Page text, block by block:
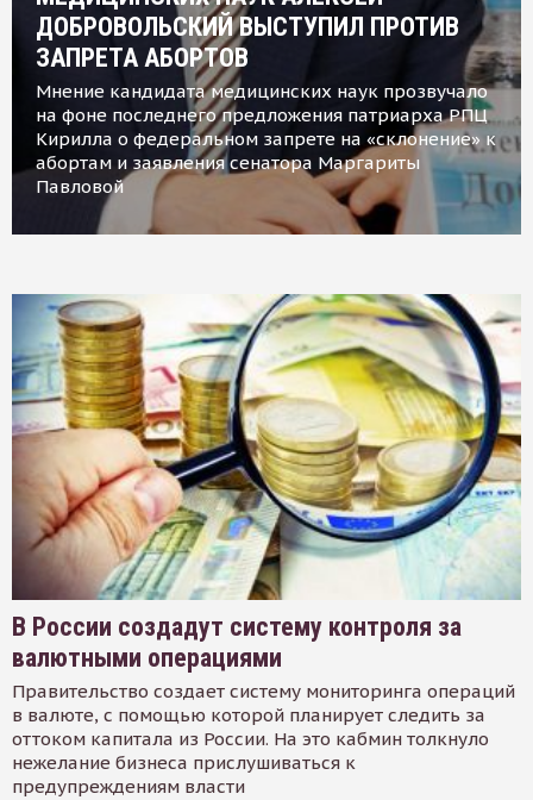
ДОБРОВОЛЬСКИЙ ВЫСТУПИЛ ПРОТИВ
ЗАПРЕТА АБОРТОВ
Мнение кандидата медицинских наук прозвучало
на фоне последнего предложения патриарха РПЦ
Кирилла о федеральном запрете на «склонение» к
абортам и заявления сенатора Маргариты
Павловой
В России создадут систему контроля за
валютными операциями
Правительство создает систему мониторинга операций
в валюте, с помощью которой планирует следить за
оттоком капитала из России. На это кабмин толкнуло
нежелание бизнеса прислушиваться к
предупреждениям власти